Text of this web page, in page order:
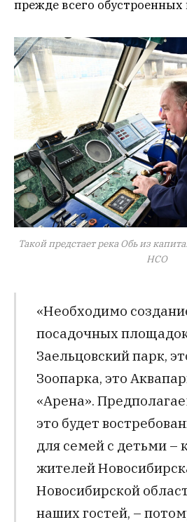
прежде всего обустроенных
Такой предстает река Обь из
НСО
«Необходимо
посадочных
Заельцовский парк,
Зоопарка, это
«Арена».
это будет
для семей с детьми –
жителей
Новосибирской
наших гостей, –